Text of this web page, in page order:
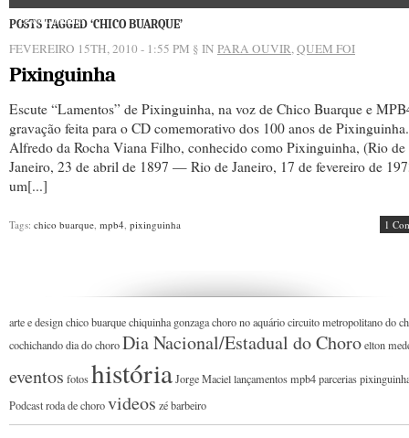
Zé do Camarim
POSTS TAGGED ‘CHICO BUARQUE’
FEVEREIRO 15TH, 2010 - 1:55 PM § IN PARA OUVIR,QUEM FOI
Pixinguinha
Escute “Lamentos” de Pixinguinha, na voz de Chico Buarque e
gravação feita para o CD comemorativo dos 100 anos de Pixinguinha.
Alfredo da Rocha Viana Filho, conhecido como Pixinguinha, (Rio de
Janeiro, 23 de abril de 1897 — Rio de Janeiro, 17 de fevereiro de
um[...]
Tags: chico buarque, mpb4, pixinguinha 1
arte e designchico buarquechiquinha gonzagachoro no aquáriocircuito metropolitano do
cochichandodia do choroDia Nacional/Estadual do Choroelton
eventos fotoshistóriaJorge Maciellançamentosmpb4parcerias
Podcastroda de chorovideos zé barbeiro